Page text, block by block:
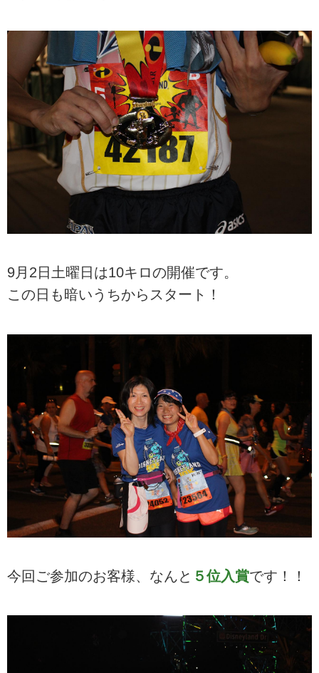
9月2日土曜日は10キロの開催です。
この日も暗いうちからスタート！
今回ご参加のお客様、なんと ５位入賞です！！